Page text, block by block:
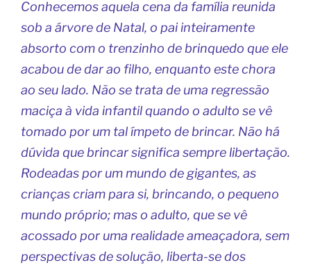
Conhecemos aquela cena da família reunida
sob a árvore de Natal, o pai inteiramente
absorto com o trenzinho de brinquedo que ele
acabou de dar ao filho, enquanto este chora
ao seu lado. Não se trata de uma regressão
maciça à vida infantil quando o adulto se vê
tomado por um tal ímpeto de brincar. Não há
dúvida que brincar significa sempre libertação.
Rodeadas por um mundo de gigantes, as
crianças criam para si, brincando, o pequeno
mundo próprio; mas o adulto, que se vê
acossado por uma realidade ameaçadora, sem
perspectivas de solução, liberta-se dos